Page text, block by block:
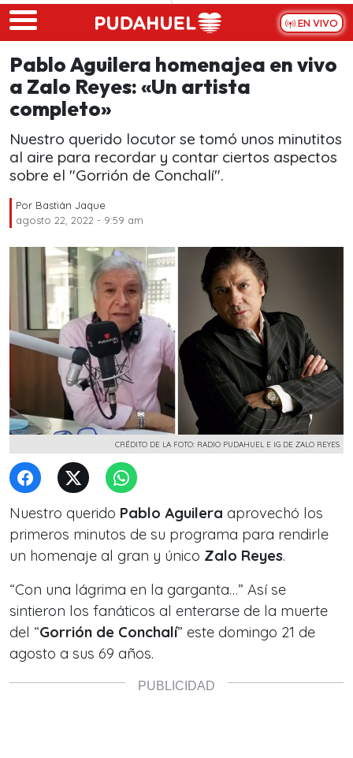
Skip to main content
EN VIVO
Pablo Aguilera homenajea en vivo
a Zalo Reyes: «Un artista
completo»
Nuestro querido locutor se tomó unos minutitos
al aire para recordar y contar ciertos aspectos
sobre el "Gorrión de Conchalí".
Por Bastián Jaque
agosto 22, 2022 - 9:59 am
CRÉDITO DE LA FOTO: RADIO PUDAHUEL E IG DE ZALO REYES
Nuestro querido Pablo Aguilera aprovechó los
primeros minutos de su programa para rendirle
un homenaje al gran y único Zalo Reyes.
“Con una lágrima en la garganta…” Así se
sintieron los fanáticos al enterarse de la muerte
del “Gorrión de Conchalí” este domingo 21 de
agosto a sus 69 años.